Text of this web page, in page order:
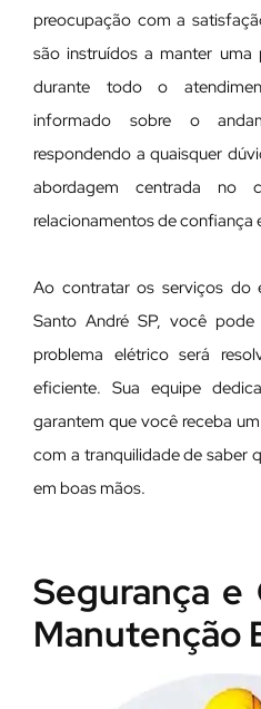
preocupação com a
são instruídos a manter uma
durante todo o
informado sobre o
respondendo a quaisquer
abordagem centrada no
relacionamentos de confiança
Ao contratar os serviços do
Santo André SP, você
problema elétrico será
eficiente. Sua equipe
garantem que você receba
com a tranquilidade de saber
em boas mãos.
Segurança e
Manutenção